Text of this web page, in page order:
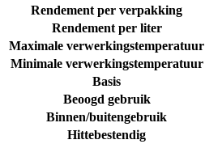
Rendement per verpakking
Rendement per liter
Maximale verwerkingstemperatuur
Minimale verwerkingstemperatuur
Basis
Beoogd gebruik
Binnen/buitengebruik
Hittebestendig